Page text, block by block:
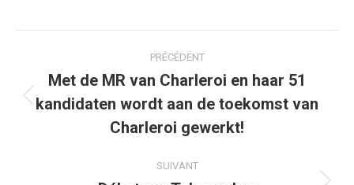
article
PRÉCÉDENT
Article
précédent
Met de MR van Charleroi en haar 51
kandidaten wordt aan de toekomst van
Charleroi gewerkt!
SUIVANT